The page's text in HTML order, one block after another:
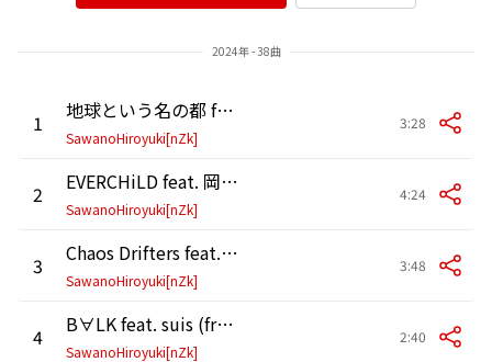
2024年 - 38曲
1 地球という名の都 feat. ASKA
SawanoHiroyuki[nZk]
3:28
2 EVERCHiLD feat. 岡野昭仁
SawanoHiroyuki[nZk]
4:24
3 Chaos Drifters feat. Jean-Ken Johnny
SawanoHiroyuki[nZk]
3:48
4 B∀LK feat. suis (from ヨルシカ)
SawanoHiroyuki[nZk]
2:40